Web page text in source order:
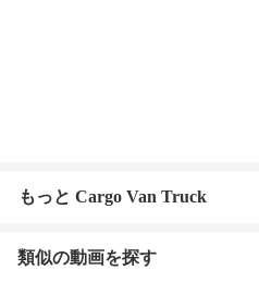
もっと Cargo Van Truck
類似の動画を探す